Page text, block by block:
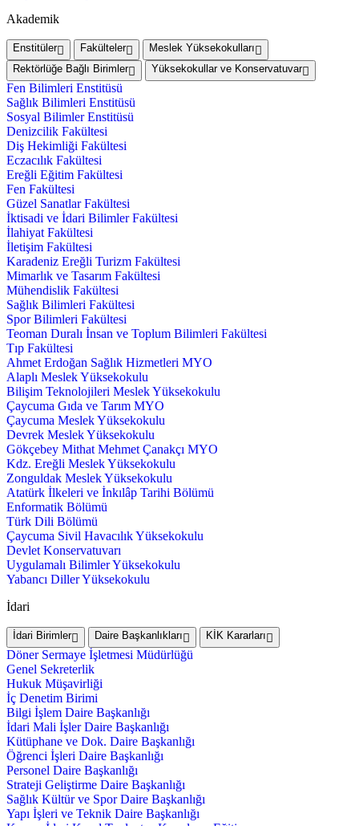
Akademik
Enstitüler Fakülteler
Meslek Yüksekokulları
Rektörlüğe Bağlı Birimler
Yüksekokullar ve Konservatuvar
Fen Bilimleri Enstitüsü
Sağlık Bilimleri Enstitüsü
Sosyal Bilimler Enstitüsü
Denizcilik Fakültesi
Diş Hekimliği Fakültesi
Eczacılık Fakültesi
Ereğli Eğitim Fakültesi
Fen Fakültesi
Güzel Sanatlar Fakültesi
İktisadi ve İdari Bilimler Fakültesi
İlahiyat Fakültesi
İletişim Fakültesi
Karadeniz Ereğli Turizm Fakültesi
Mimarlık ve Tasarım Fakültesi
Mühendislik Fakültesi
Sağlık Bilimleri Fakültesi
Spor Bilimleri Fakültesi
Teoman Duralı İnsan ve Toplum Bilimleri Fakültesi
Tıp Fakültesi
Ahmet Erdoğan Sağlık Hizmetleri MYO
Alaplı Meslek Yüksekokulu
Bilişim Teknolojileri Meslek Yüksekokulu
Çaycuma Gıda ve Tarım MYO
Çaycuma Meslek Yüksekokulu
Devrek Meslek Yüksekokulu
Gökçebey Mithat Mehmet Çanakçı MYO
Kdz. Ereğli Meslek Yüksekokulu
Zonguldak Meslek Yüksekokulu
Atatürk İlkeleri ve İnkılâp Tarihi Bölümü
Enformatik Bölümü
Türk Dili Bölümü
Çaycuma Sivil Havacılık Yüksekokulu
Devlet Konservatuvarı
Uygulamalı Bilimler Yüksekokulu
Yabancı Diller Yüksekokulu
İdari
İdari Birimler Daire Başkanlıkları KİK Kararları
Döner Sermaye İşletmesi Müdürlüğü
Genel Sekreterlik
Hukuk Müşavirliği
İç Denetim Birimi
Bilgi İşlem Daire Başkanlığı
İdari Mali İşler Daire Başkanlığı
Kütüphane ve Dok. Daire Başkanlığı
Öğrenci İşleri Daire Başkanlığı
Personel Daire Başkanlığı
Strateji Geliştirme Daire Başkanlığı
Sağlık Kültür ve Spor Daire Başkanlığı
Yapı İşleri ve Teknik Daire Başkanlığı